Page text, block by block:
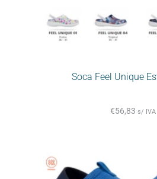
Soca Feel Unique
€56,83 s/ IVA